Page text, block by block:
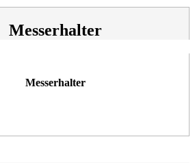
Messerhalter
Messerhalter